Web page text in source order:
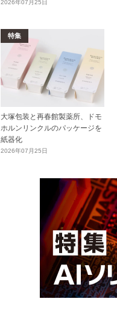
2026年07月25日
特集
大塚包装と再春館製薬所、ドモ
ホルンリンクルのパッケージを
紙器化
2026年07月25日